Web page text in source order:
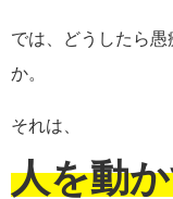
では、どうしたら愚
か。
それは、
人を動